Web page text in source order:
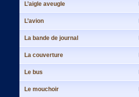
L’aigle aveugle
L’avion
La bande de journal
La couverture
Le bus
Le mouchoir